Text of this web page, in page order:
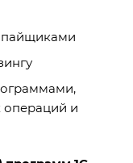
пайщиками
операций и